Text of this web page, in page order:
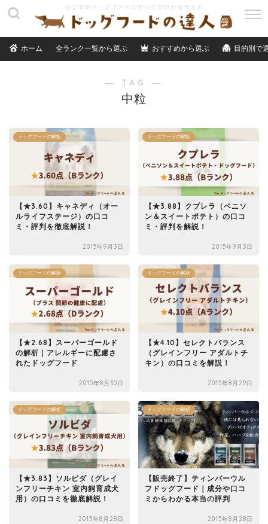
ホーム 全ランク一覧から選ぶ おすすめから選ぶ 目的別で
N
― TAG ―
中粒
ドッグフードの解析
【★3.60】キャネディ（オー
ルライフステージ）の口コ
ミ・評判を徹底解説！
2015年9月3日
ドッグフードの解析
【★3.88】クプレラ（ベニソ
ン＆スイートポテト）の口コ
ミ・評判を解説！
2015年9月3日
ドッグフードの解析
【★2.68】スーパーゴールド
の解析｜アレルギーに配慮さ
れたドッグフード
2015年8月30日
ドッグフードの解析
【★4.10】セレクトバランス
（グレインフリー アダルトチ
キン）の口コミを解説！
2015年8月29日
ドッグフードの解析
【★3.83】ソルビダ（グレイ
ンフリーチキン 室内飼育成犬
用）の口コミを徹底解説！
2015年8月28日
ドッグフードの解析
【販売終了】ティンバーウル
フドッグフード｜成分や口コ
ミからわかる本当の評判
2015年8月28日